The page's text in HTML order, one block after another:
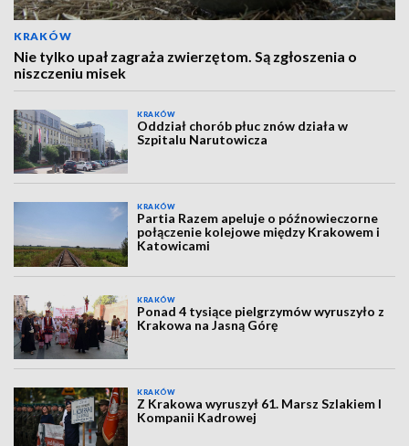
KRAKÓW
Nie tylko upał zagraża zwierzętom. Są zgłoszenia o
niszczeniu misek
KRAKÓW
Oddział chorób płuc znów działa w
Szpitalu Narutowicza
KRAKÓW
Partia Razem apeluje o późnowieczorne
połączenie kolejowe między Krakowem i
Katowicami
KRAKÓW
Ponad 4 tysiące pielgrzymów wyruszyło z
Krakowa na Jasną Górę
KRAKÓW
Z Krakowa wyruszył 61. Marsz Szlakiem I
Kompanii Kadrowej